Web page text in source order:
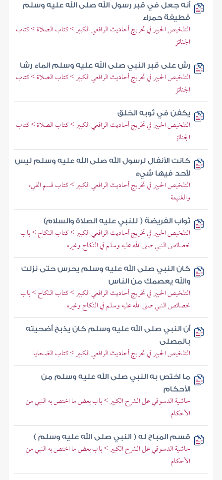
أنه جعل في قبر رسول الله صلى الله عليه وسلم
قطيفة حمراء
التلخيص الحبير في تخريج أحاديث الرافعي الكبير > كتاب الصلاة > كتاب
الجنائز
رش على قبر النبي صلى الله عليه وسلم الماء رشا
التلخيص الحبير في تخريج أحاديث الرافعي الكبير > كتاب الصلاة > كتاب
الجنائز
يكفن في ثوبه الخلق
التلخيص الحبير في تخريج أحاديث الرافعي الكبير > كتاب الصلاة > كتاب
الجنائز
كانت الأنفال لرسول الله صلى الله عليه وسلم ليس
لأحد فيها شيء
التلخيص الحبير في تخريج أحاديث الرافعي الكبير > كتاب قسم الفيء
والغنيمة
ثواب الفريضة ( للنبي عليه الصلاة والسلام)
التلخيص الحبير في تخريج أحاديث الرافعي الكبير > كتاب النكاح > باب
خصائص النبي صلى الله عليه وسلم في النكاح وغيره
كان النبي صلى الله عليه وسلم يحرس حتى نزلت
والله يعصمك من الناس
التلخيص الحبير في تخريج أحاديث الرافعي الكبير > كتاب النكاح > باب
خصائص النبي صلى الله عليه وسلم في النكاح وغيره
أن النبي صلى الله عليه وسلم كان يذبح أضحيته
بالمصلى
التلخيص الحبير في تخريج أحاديث الرافعي الكبير > كتاب الضحايا
ما اختص به النبي صلى الله عليه وسلم من
الأحكام
حاشية الدسوقي على الشرح الكبير > باب بعض ما اختص به النبي من
الأحكام
قسم المباح له ( النبي صلى الله عليه وسلم )
حاشية الدسوقي على الشرح الكبير > باب بعض ما اختص به النبي من
الأحكام